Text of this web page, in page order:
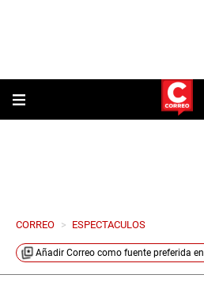
CORREO > ESPECTACULOS
Añadir Correo como fuente preferida en